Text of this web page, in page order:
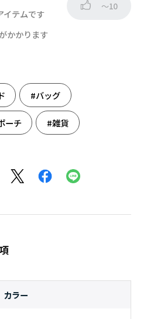
イテムです
～10
かかります
#バッグ
ーチ #雑貨
カラー